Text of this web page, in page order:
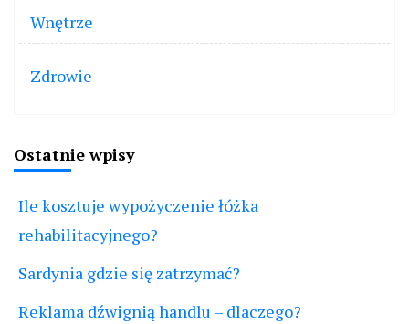
Wnętrze
Zdrowie
Ostatnie wpisy
Ile kosztuje wypożyczenie łóżka
rehabilitacyjnego?
Sardynia gdzie się zatrzymać?
Reklama dźwignią handlu – dlaczego?